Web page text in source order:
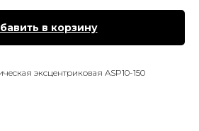
в корзину
эксцентриковая ASP10-150